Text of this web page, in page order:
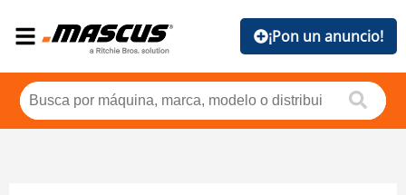
¡Pon un anuncio!